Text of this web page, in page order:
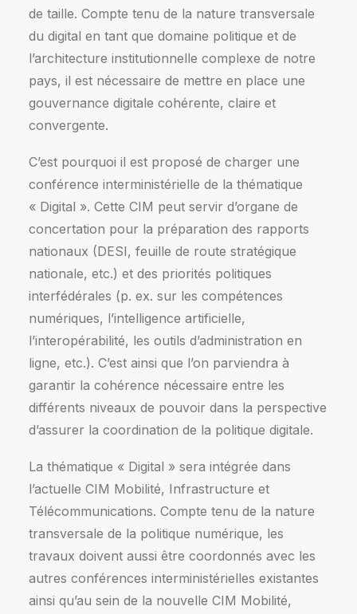
de taille. Compte tenu de la nature transversale
du digital en tant que domaine politique et de
l’architecture institutionnelle complexe de notre
pays, il est nécessaire de mettre en place une
gouvernance digitale cohérente, claire et
convergente.
C’est pourquoi il est proposé de charger une
conférence interministérielle de la thématique
« Digital ». Cette CIM peut servir d’organe de
concertation pour la préparation des rapports
nationaux (DESI, feuille de route stratégique
nationale, etc.) et des priorités politiques
interfédérales (p. ex. sur les compétences
numériques, l’intelligence artificielle,
l’interopérabilité, les outils d’administration en
ligne, etc.). C’est ainsi que l’on parviendra à
garantir la cohérence nécessaire entre les
différents niveaux de pouvoir dans la perspective
d’assurer la coordination de la politique digitale.
La thématique « Digital » sera intégrée dans
l’actuelle CIM Mobilité, Infrastructure et
Télécommunications. Compte tenu de la nature
transversale de la politique numérique, les
travaux doivent aussi être coordonnés avec les
autres conférences interministérielles existantes
ainsi qu’au sein de la nouvelle CIM Mobilité,